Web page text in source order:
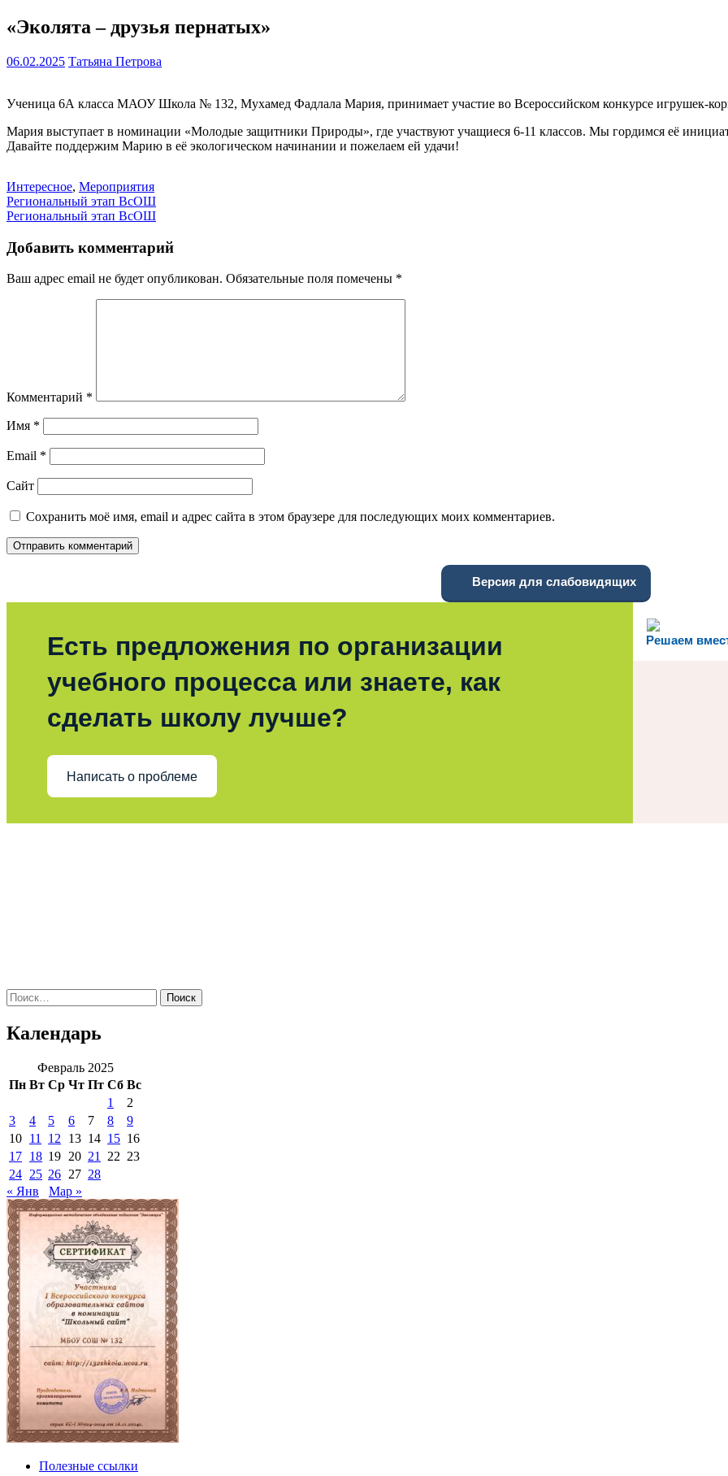
«Эколята – друзья пернатых»
06.02.2025 Татьяна Петрова
Ученица 6А класса МАОУ Школа № 132, Мухамед Фадлала Мария, принимает участие во Всероссийском конкурсе игрушек-
Мария выступает в номинации «Молодые защитники Природы», где участвуют учащиеся 6-11 классов. Мы гордимся её
Давайте поддержим Марию в её экологическом начинании и пожелаем ей удачи!
Интересное, Мероприятия
Навигация
по
записям
Региональный этап ВсОШ
Региональный этап ВсОШ
Добавить комментарий
Ваш адрес email не будет опубликован. Обязательные поля помечены *
Комментарий *
Имя *
Email *
Сайт
Сохранить моё имя, email и адрес сайта в этом браузере для последующих моих комментариев.
Версия для слабовидящих
Решаем
Есть предложения по организации
учебного процесса или знаете, как
сделать школу лучше?
Написать о проблеме
Поиск
по:
Календарь
Февраль 2025
Пн Вт Ср Чт Пт Сб Вс
1
2
3
4 5 6 7 8
9
10 11 12 13 14 15 16
17 18 19 20 21 22 23
24 25 26 27 28
« Янв
Мар »
Полезные ссылки